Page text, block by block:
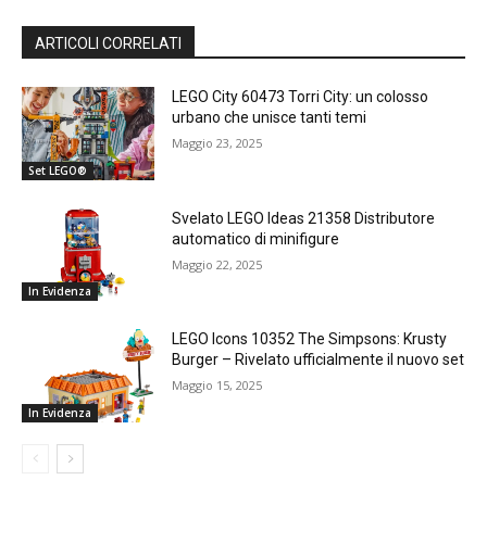
ARTICOLI CORRELATI
Set LEGO®
LEGO City 60473 Torri City: un colosso
urbano che unisce tanti temi
Maggio 23, 2025
In Evidenza
Svelato LEGO Ideas 21358 Distributore
automatico di minifigure
Maggio 22, 2025
In Evidenza
LEGO Icons 10352 The Simpsons: Krusty
Burger – Rivelato ufficialmente il nuovo set
Maggio 15, 2025